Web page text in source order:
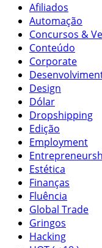
Afiliados
Automação
Concursos &
Conteúdo
Corporate
Design
Dólar
Dropshipping
Edição
Employment
Estética
Finanças
Fluência
Global Trade
Gringos
Hacking